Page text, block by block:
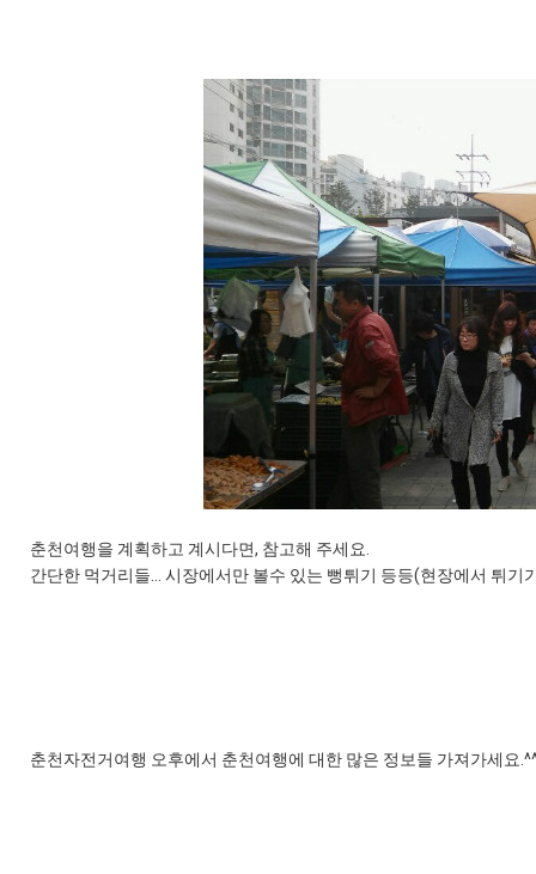
춘천여행을 계획하고 계시다면, 참고해 주세요.
간단한 먹거리들... 시장에서만 볼수 있는 뻥튀기 등등(현장에서 튀
춘천자전거여행 오후에서 춘천여행에 대한 많은 정보들 가져가세요